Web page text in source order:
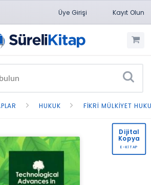
Üye Girişi Kayıt Olun
HUKUK FIKRI MÜLKIYET
Dijital
Kopya
E-KİTAP